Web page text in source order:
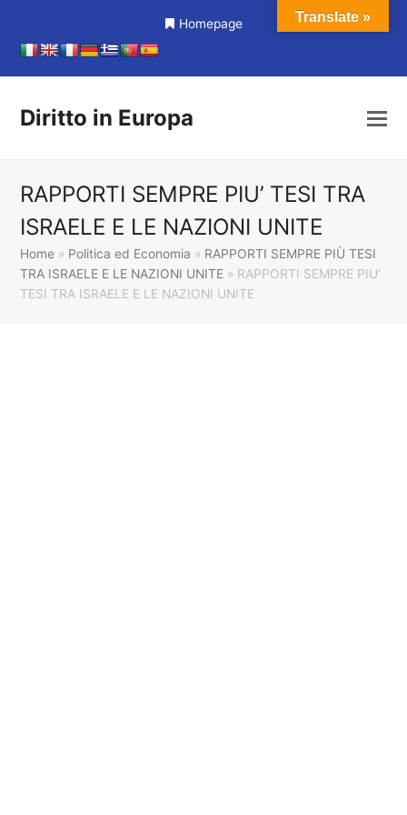
Homepage
Diritto in Europa
RAPPORTI SEMPRE PIU’ TESI TRA
ISRAELE E LE NAZIONI UNITE
Home » Politica ed Economia » RAPPORTI SEMPRE PIÙ TESI
TRA ISRAELE E LE NAZIONI UNITE » RAPPORTI SEMPRE PIU’
TESI TRA ISRAELE E LE NAZIONI UNITE
Translate »